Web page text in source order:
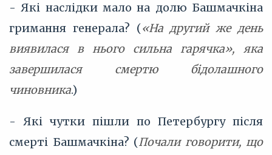
- Які наслідки мало на долю Башмачкіна
гримання генерала? («На другий же день
виявилася в нього сильна гарячка», яка
завершилася смертю бідолашного
чиновника.)
- Які чутки пішли по Петербургу після
смерті Башмачкіна? (Почали говорити, що